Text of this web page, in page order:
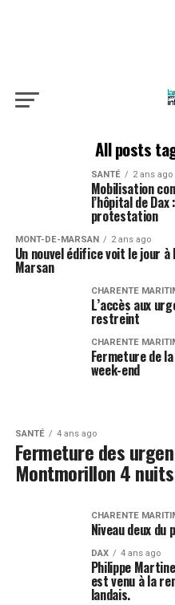
All posts
SANTÉ 2 ans ago
Mobilisation
l’hôpital de Dax
protestation
MONT-DE-MARSAN 2 ans ago
Un nouvel édifice voit le jour à
Marsan
CHARENTE
L’accès aux
restreint
CHARENTE
Fermeture de
week-end
SANTÉ 4 ans ago
Fermeture des
Montmorillon 4 nuits
CHARENTE
Niveau deux du
DAX 4 ans ago
Philippe
est venu à la
landais.